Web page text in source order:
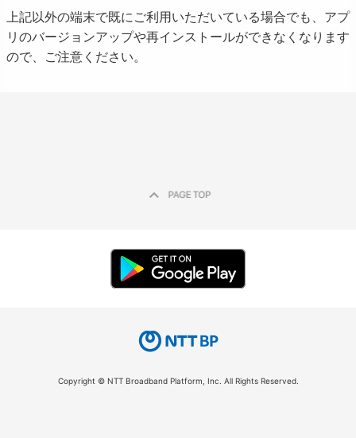
上記以外の端末で既にご利用いただいている場合でも、アプ
リのバージョンアップや再インストールができなくなります
ので、ご注意ください。
Copyright © NTT Broadband Platform, Inc. All Rights Reserved.